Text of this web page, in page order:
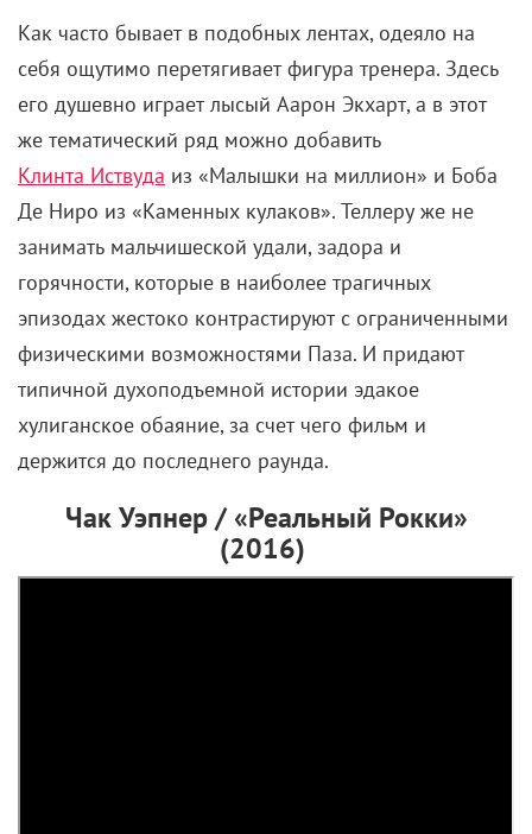
Как часто бывает в подобных лентах, одеяло на
себя ощутимо перетягивает фигура тренера. Здесь
его душевно играет лысый Аарон Экхарт, а в этот
же тематический ряд можно добавить
Клинта Иствуда из «Малышки на миллион» и Боба
Де Ниро из «Каменных кулаков». Теллеру же не
занимать мальчишеской удали, задора и
горячности, которые в наиболее трагичных
эпизодах жестоко контрастируют с ограниченными
физическими возможностями Паза. И придают
типичной духоподъемной истории эдакое
хулиганское обаяние, за счет чего фильм и
держится до последнего раунда.
Чак Уэпнер / «Реальный Рокки»
(2016)